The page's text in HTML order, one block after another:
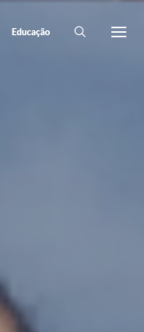
Educação
SEARCH VER